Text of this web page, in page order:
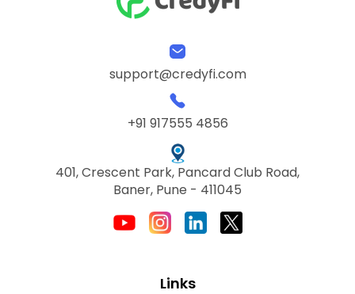
support@credyfi.com
+91 917555 4856
401, Crescent Park, Pancard Club Road,
Baner, Pune - 411045
Links